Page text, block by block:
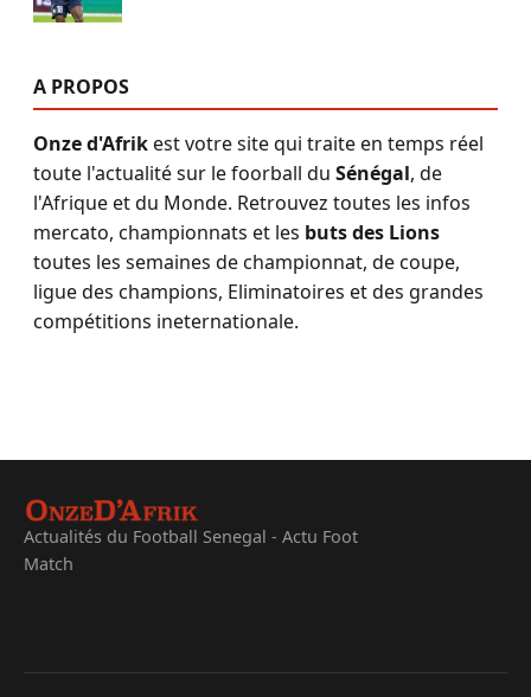
A PROPOS
Onze d'Afrikest votre site qui traite en temps réel
toute l'actualité sur le foorball du Sénégal, de
l'Afrique et du Monde. Retrouvez toutes les infos
mercato, championnats et les buts des Lions
toutes les semaines de championnat, de coupe,
ligue des champions, Eliminatoires et des grandes
compétitions ineternationale.
Actualités du Football Senegal - Actu Foot
Match